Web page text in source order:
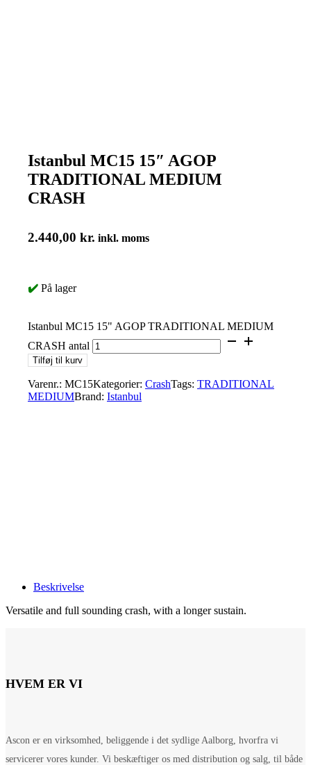
Istanbul MC15 15″ AGOP
TRADITIONAL MEDIUM
CRASH
2.440,00 kr. inkl. moms
✔️ På lager
Istanbul MC15 15" AGOP TRADITIONAL MEDIUM
CRASH antal
Tilføj til kurv
Varenr.: MC15Kategorier: CrashTags: TRADITIONAL
MEDIUMBrand: Istanbul
Beskrivelse
Versatile and full sounding crash, with a longer sustain.
HVEM ER VI
Ascon er en virksomhed, beliggende i det sydlige Aalborg, hvorfra vi
servicerer vores kunder. Vi beskæftiger os med distribution og salg, til både